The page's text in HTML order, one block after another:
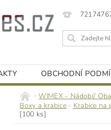
OBCHODNÍ
WIMEX - Nádobí/
Boxy a krabice
Krabice na
[100 ks]